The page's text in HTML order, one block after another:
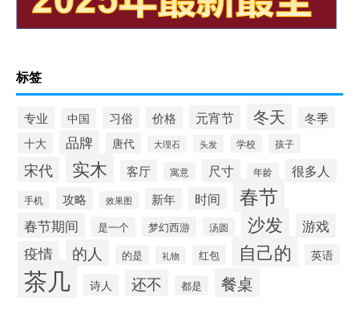
标签
专业 中国 习俗 价格 元宵节 冬天 冬季
十大 品牌 唐代 大理石 头发 学校 孩子
宋代 实木 客厅 寓意 尺寸 年龄 很多人
手机 攻略 效果图 新年 时间 春节
春节期间 是一个 梦幻西游 汤圆 沙发 游戏
疫情 的人 的是 礼物 红包 自己的 英语
茶几 诗人 还不 都是 餐桌